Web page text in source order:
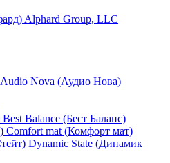
Alphard Group, LLC
Audio Nova (Аудио Нова)
Best Balance (Бест Баланс)
Comfort mat (Комфорт мат)
Dynamic State (Динамик